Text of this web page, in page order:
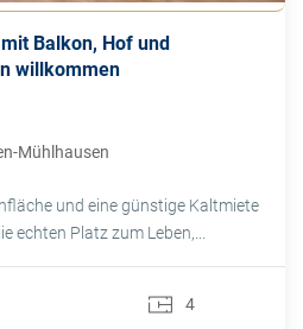
Balkon, Hof und
willkommen
Mühlhausen
und eine günstige Kaltmiete
echten Platz zum Leben,...
4